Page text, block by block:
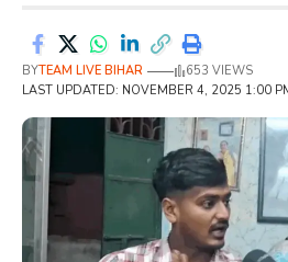
LAST UPDATED: NOVEMBER 4, 2025 1:00
BYTEAM LIVE BIHAR 653 VIEWS